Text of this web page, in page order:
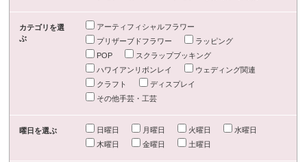
カテゴリを選
ぶ
アーティフィシャルフラワー
プリザーブドフラワー
ラッピング
POP
スクラップブッキング
ハワイアンリボンレイ
ウェディング関連
クラフト
ディスプレイ
その他手芸・工芸
曜日を選ぶ 日曜日 月曜日 火曜日
水曜日
木曜日
金曜日 土曜日